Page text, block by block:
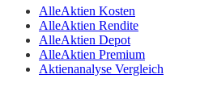
AlleAktien Kosten
AlleAktien Rendite
AlleAktien Depot
AlleAktien Premium
Aktienanalyse Vergleich